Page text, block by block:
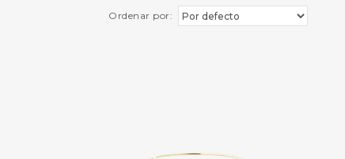
Ordenar por: